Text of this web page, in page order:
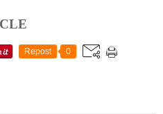
Repost 0